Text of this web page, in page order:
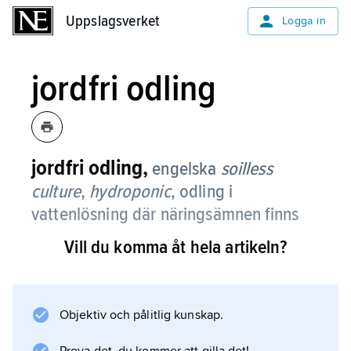
Uppslagsverket Logga in
jordfri odling
jordfri odling, engelska soilless
culture, hydroponic, odling i
vattenlösning där näringsämnen finns
tillgängliga i form av upplösta närsalter.
växterna behöver, och med dessa kunskaper
Vill du komma åt hela artikeln?
Objektiv och pålitlig kunskap.